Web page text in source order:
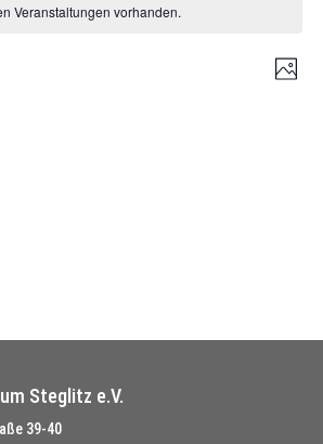
Veranstaltungen vorhanden.
Foto
Steglitz e.V.
39-40